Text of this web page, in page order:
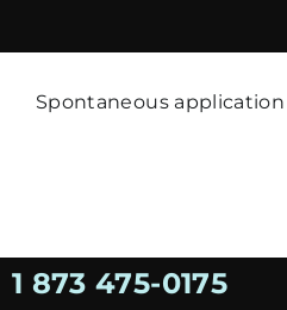
Spontaneous application
Send us your
1 873 475-0175